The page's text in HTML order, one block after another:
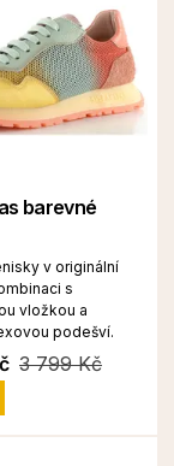
barevné
v originální
s
vložkou a
podešví.
3 799 Kč